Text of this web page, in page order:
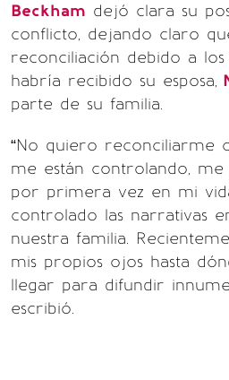
Beckham dejó clara su
conflicto, dejando claro
reconciliación debido a
habría recibido su esposa,
parte de su familia.
“No quiero reconciliarme
me están controlando,
por primera vez en mi
controlado las narrativas
nuestra familia.
mis propios ojos hasta
llegar para difundir
escribió.